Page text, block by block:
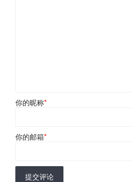
你的昵称*
你的邮箱*
提交评论